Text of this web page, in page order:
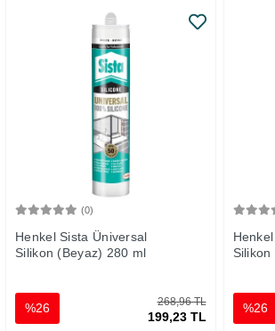
(0)
Henkel Sista Üniversal
Silikon (Beyaz) 280 ml
268,96 TL
199,23 TL
%26 %26